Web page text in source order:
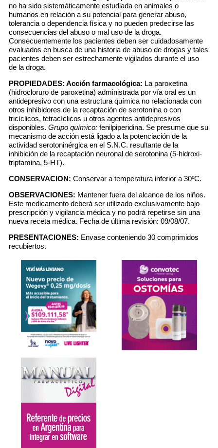
no ha sido sistemáticamente estudiada en animales o
humanos en relación a su potencial para generar abuso,
tolerancia o dependencia física y no pueden predecirse las
consecuencias del abuso o mal uso de la droga.
Consecuentemente los pacientes deben ser cuidadosamente
evaluados en busca de una historia de abuso de drogas y tales
pacientes deben ser estrechamente vigilados durante el uso
de la droga.
PROPIEDADES: Acción farmacológica: La paroxetina
(hidrocloruro de paroxetina) administrada por vía oral es un
antidepresivo con una estructura química no relacionada con
otros inhibidores de la recaptación de serotonina o con
tricíclicos, tetracíclicos u otros agentes antidepresivos
disponibles. Grupo químico: fenilpiperidina. Se presume que su
mecanismo de acción está ligado a la potenciación de la
actividad serotoninérgica en el S.N.C. resultante de la
inhibición de la recaptación neuronal de serotonina (5-hidroxi-
triptamina, 5-HT).
CONSERVACION: Conservar a temperatura inferior a 30ºC.
OBSERVACIONES: Mantener fuera del alcance de los niños.
Este medicamento deberá ser utilizado exclusivamente bajo
prescripción y vigilancia médica y no podrá repetirse sin una
nueva receta médica. Fecha de última revisión: 09/08/07.
PRESENTACIONES: Envase conteniendo 30 comprimidos
recubiertos.